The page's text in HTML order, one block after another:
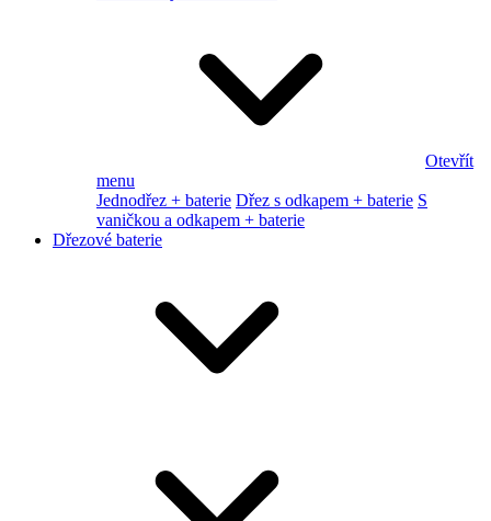
Otevřít
menu
Jednodřez + baterie Dřez s odkapem + baterie S
vaničkou a odkapem + baterie
Dřezové baterie